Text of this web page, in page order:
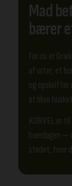
Mad
bærer
For os er
af urter, et
og opskrifter
at blive
KORVEL er
hverdagen —
stedet, hvor